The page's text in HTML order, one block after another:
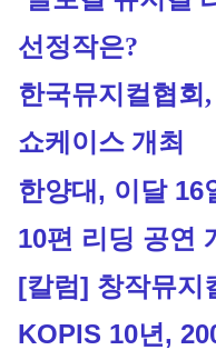
선정작은?
한국뮤지컬 협회
쇼케이스 개최
한양대, 이달 16
10편 리딩 공연
[칼럼] 창작뮤
KOPIS 10년,